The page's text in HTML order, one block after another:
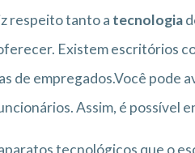
respeito tanto a tecnologia
Existem escritórios
de empregados.Você pode
Assim, é possível